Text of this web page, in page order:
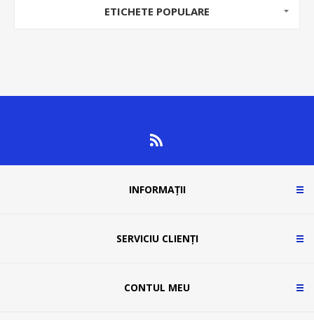
ETICHETE POPULARE
INFORMAȚII
SERVICIU CLIENȚI
CONTUL MEU